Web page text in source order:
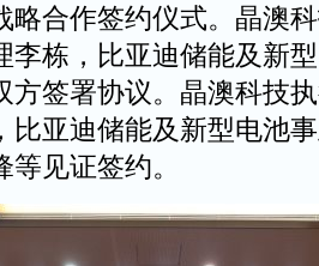
略合作签约仪式。晶澳
李栋，比亚迪储能及新
方签署协议。晶澳科技
比亚迪储能及新型电池
见证签约。